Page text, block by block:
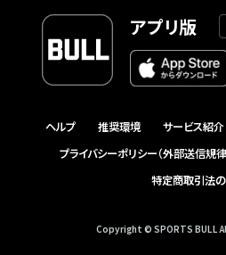
アプリ版
ヘルプ 推奨環境 サービス紹介
プライバシーポリシー（外部送信規
特定商取引法
Copyright © SPORTS BULL